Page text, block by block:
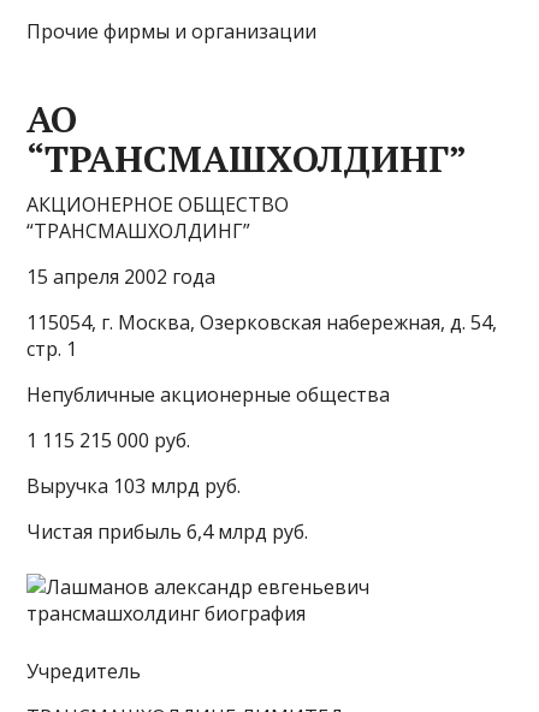
Прочие фирмы и организации
АО
“ТРАНСМАШХОЛДИНГ”
АКЦИОНЕРНОЕ ОБЩЕСТВО
“ТРАНСМАШХОЛДИНГ”
15 апреля 2002 года
115054, г. Москва, Озерковская набережная, д. 54,
стр. 1
Непубличные акционерные общества
1 115 215 000 руб.
Выручка 103 млрд руб.
Чистая прибыль 6,4 млрд руб.
Учредитель